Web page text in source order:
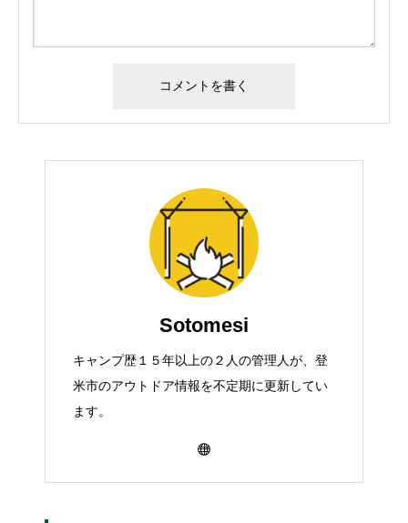
Sotomesi
キャンプ歴１５年以上の２人の管理人が、登
米市のアウトドア情報を不定期に更新してい
ます。